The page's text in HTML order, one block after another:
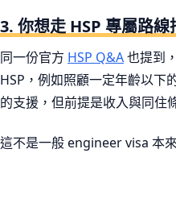
3. 你想走 HSP 專屬路
同一份官方 HSP Q&A也提到
HSP，例如照顧一定年齡以下
的支援，但前提是收入與同住
這不是一般 engineer visa 本